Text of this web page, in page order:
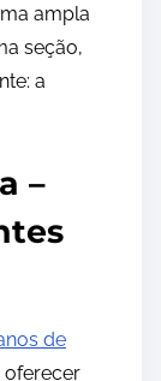
ampla
seção,
a
–
de
oferecer